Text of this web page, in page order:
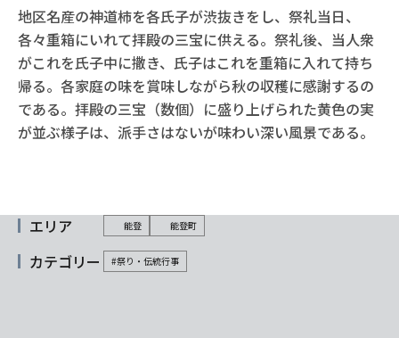
地区名産の神道柿を各氏子が渋抜きをし、祭礼当日、
各々重箱にいれて拝殿の三宝に供える。祭礼後、当人衆
がこれを氏子中に撒き、氏子はこれを重箱に入れて持ち
帰る。各家庭の味を賞味しながら秋の収穫に感謝するの
である。拝殿の三宝（数個）に盛り上げられた黄色の実
が並ぶ様子は、派手さはないが味わい深い風景である。
エリア 能登 能登町
カテゴリー #祭り・伝統行事